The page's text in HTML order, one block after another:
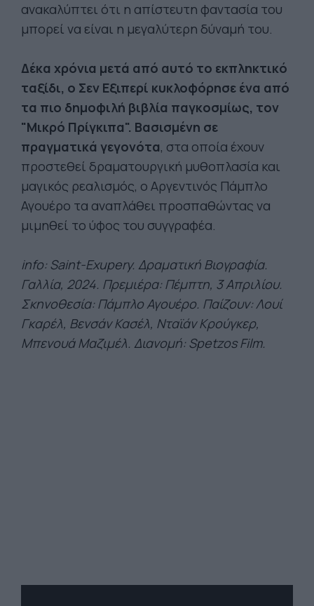
ανακαλύπτει ότι η απίστευτη φαντασία του
μπορεί να είναι η μεγαλύτερη δύναμή του.
Δέκα χρόνια μετά από αυτό το εκπληκτικό
ταξίδι, ο Σεν Εξιπερί κυκλοφόρησε ένα από
τα πιο δημοφιλή βιβλία παγκοσμίως, τον
"Μικρό Πρίγκιπα". Βασισμένη σε
πραγματικά γεγονότα, στα οποία έχουν
προστεθεί δραματουργική μυθοπλασία και
μαγικός ρεαλισμός, ο Αργεντινός Πάμπλο
Αγουέρο τα αναπλάθει προσπαθώντας να
μιμηθεί το ύφος του συγγραφέα.
info: Saint-Exupery. Δραματική Βιογραφία.
Γαλλία, 2024. Πρεμιέρα: Πέμπτη, 3 Απριλίου.
Σκηνοθεσία: Πάμπλο Αγουέρο. Παίζουν:Λουί
Γκαρέλ, Βενσάν Κασέλ, Νταϊάν Κρούγκερ,
Μπενουά Μαζιμέλ. Διανομή: Spetzos Film.